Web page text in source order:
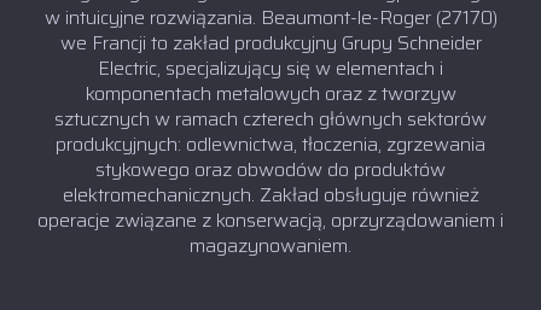
w intuicyjne rozwiązania. Beaumont-le-Roger (27170)
we Francji to zakład produkcyjny Grupy Schneider
Electric, specjalizujący się w elementach i
komponentach metalowych oraz z tworzyw
sztucznych w ramach czterech głównych sektorów
produkcyjnych: odlewnictwa, tłoczenia, zgrzewania
stykowego oraz obwodów do produktów
elektromechanicznych. Zakład obsługuje również
operacje związane z konserwacją, oprzyrządowaniem i
magazynowaniem.